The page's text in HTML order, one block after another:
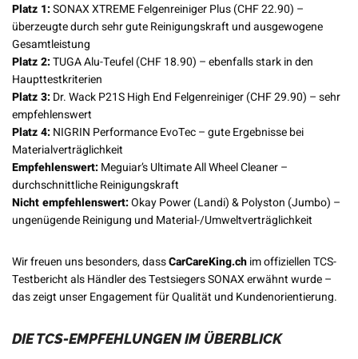
Platz 1:SONAX XTREME Felgenreiniger Plus (CHF 22.90) –
überzeugte durch sehr gute Reinigungskraft und ausgewogene
Gesamtleistung
Platz 2:TUGA Alu-Teufel (CHF 18.90) – ebenfalls stark in den
Haupttestkriterien
Platz 3:Dr. Wack P21S High End Felgenreiniger (CHF 29.90) – sehr
empfehlenswert
Platz 4:NIGRIN Performance EvoTec – gute Ergebnisse bei
Materialverträglichkeit
Empfehlenswert:Meguiar’s Ultimate All Wheel Cleaner –
durchschnittliche Reinigungskraft
Nicht empfehlenswert:Okay Power (Landi) & Polyston (Jumbo) –
ungenügende Reinigung und Material-/Umweltverträglichkeit
Wir freuen uns besonders, dassCarCareKing.chim offiziellen TCS-
Testbericht als Händler des Testsiegers SONAX erwähnt wurde –
das zeigt unser Engagement für Qualität und Kundenorientierung.
DIE TCS-EMPFEHLUNGEN IM ÜBERBLICK